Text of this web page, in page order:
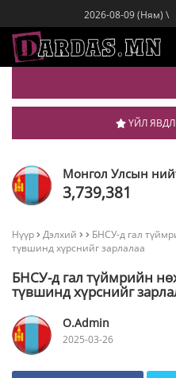
2026-08-09 (Ням) \
ҮЙЛ
Монгол Улсын
3,739,381
Нүүр Дэлхий
БНСУ-д гал
түвшинд хүрснийг зарлалаа
БНСУ-д гал түймрийн
түвшинд хүрснийг
O.Admin
2025-03-26